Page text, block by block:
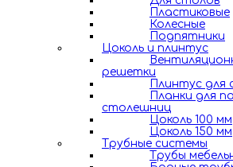
Пластиковые
Колесные
Подпятники
Цоколь и плинтус
решетки
Плинтус для
Планки для
столешниц
Цоколь 100 мм
Цоколь 150 мм
Трубные системы
Трубы